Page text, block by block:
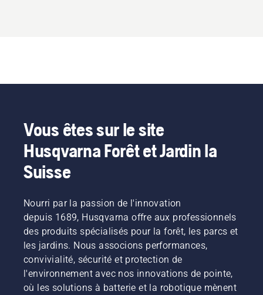
Vous êtes sur le site
Husqvarna Forêt et Jardin la
Suisse
Nourri par la passion de l'innovation
depuis 1689, Husqvarna offre aux professionnels
des produits spécialisés pour la forêt, les parcs et
les jardins. Nous associons performances,
convivialité, sécurité et protection de
l'environnement avec nos innovations de pointe,
où les solutions à batterie et la robotique mènent